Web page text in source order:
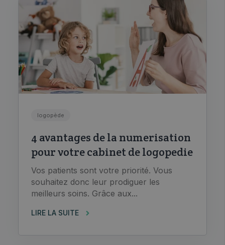
logopède
4 avantages de la numerisation
pour votre cabinet de logopedie
Vos patients sont votre priorité. Vous
souhaitez donc leur prodiguer les
meilleurs soins. Grâce aux...
LIRE LA SUITE